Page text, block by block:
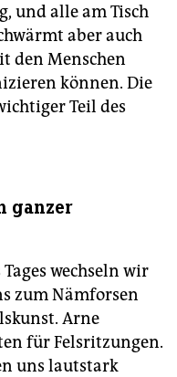
und alle am Tisch
aber auch
den Menschen
können. Die
Teil des
ganzer
wechseln wir
zum Nämforsen
Arne
für Felsritzungen.
uns lautstark